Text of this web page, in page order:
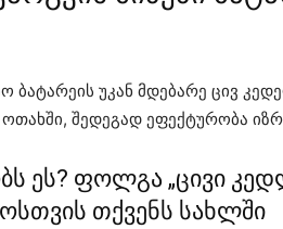
ბატარეის უკან მდებარე ცივ
ოთახში, შედეგად ეფექტურობა
ეს? ფოლგა „ცივი
თქვენს სახლში